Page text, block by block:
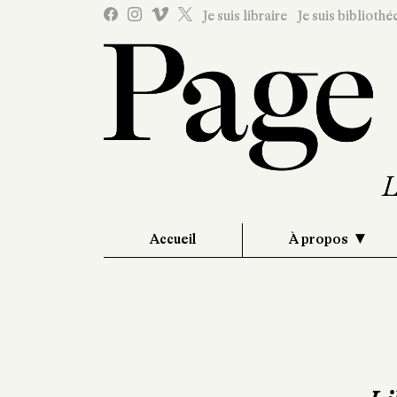
Je suis libraire Je suis
Accueil À propos